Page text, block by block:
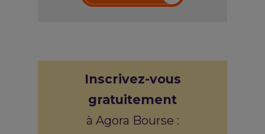
Inscrivez-vous
gratuitement
à Agora Bourse :